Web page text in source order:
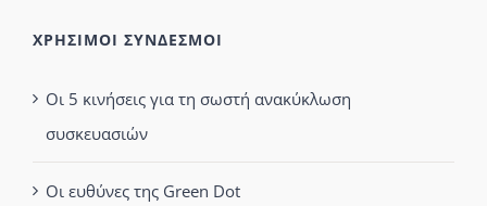
ΧΡΗΣΙΜΟΙ ΣΥΝΔΕΣΜΟΙ
Οι 5 κινήσεις για τη σωστή ανακύκλωση
συσκευασιών
Οι ευθύνες της Green Dot